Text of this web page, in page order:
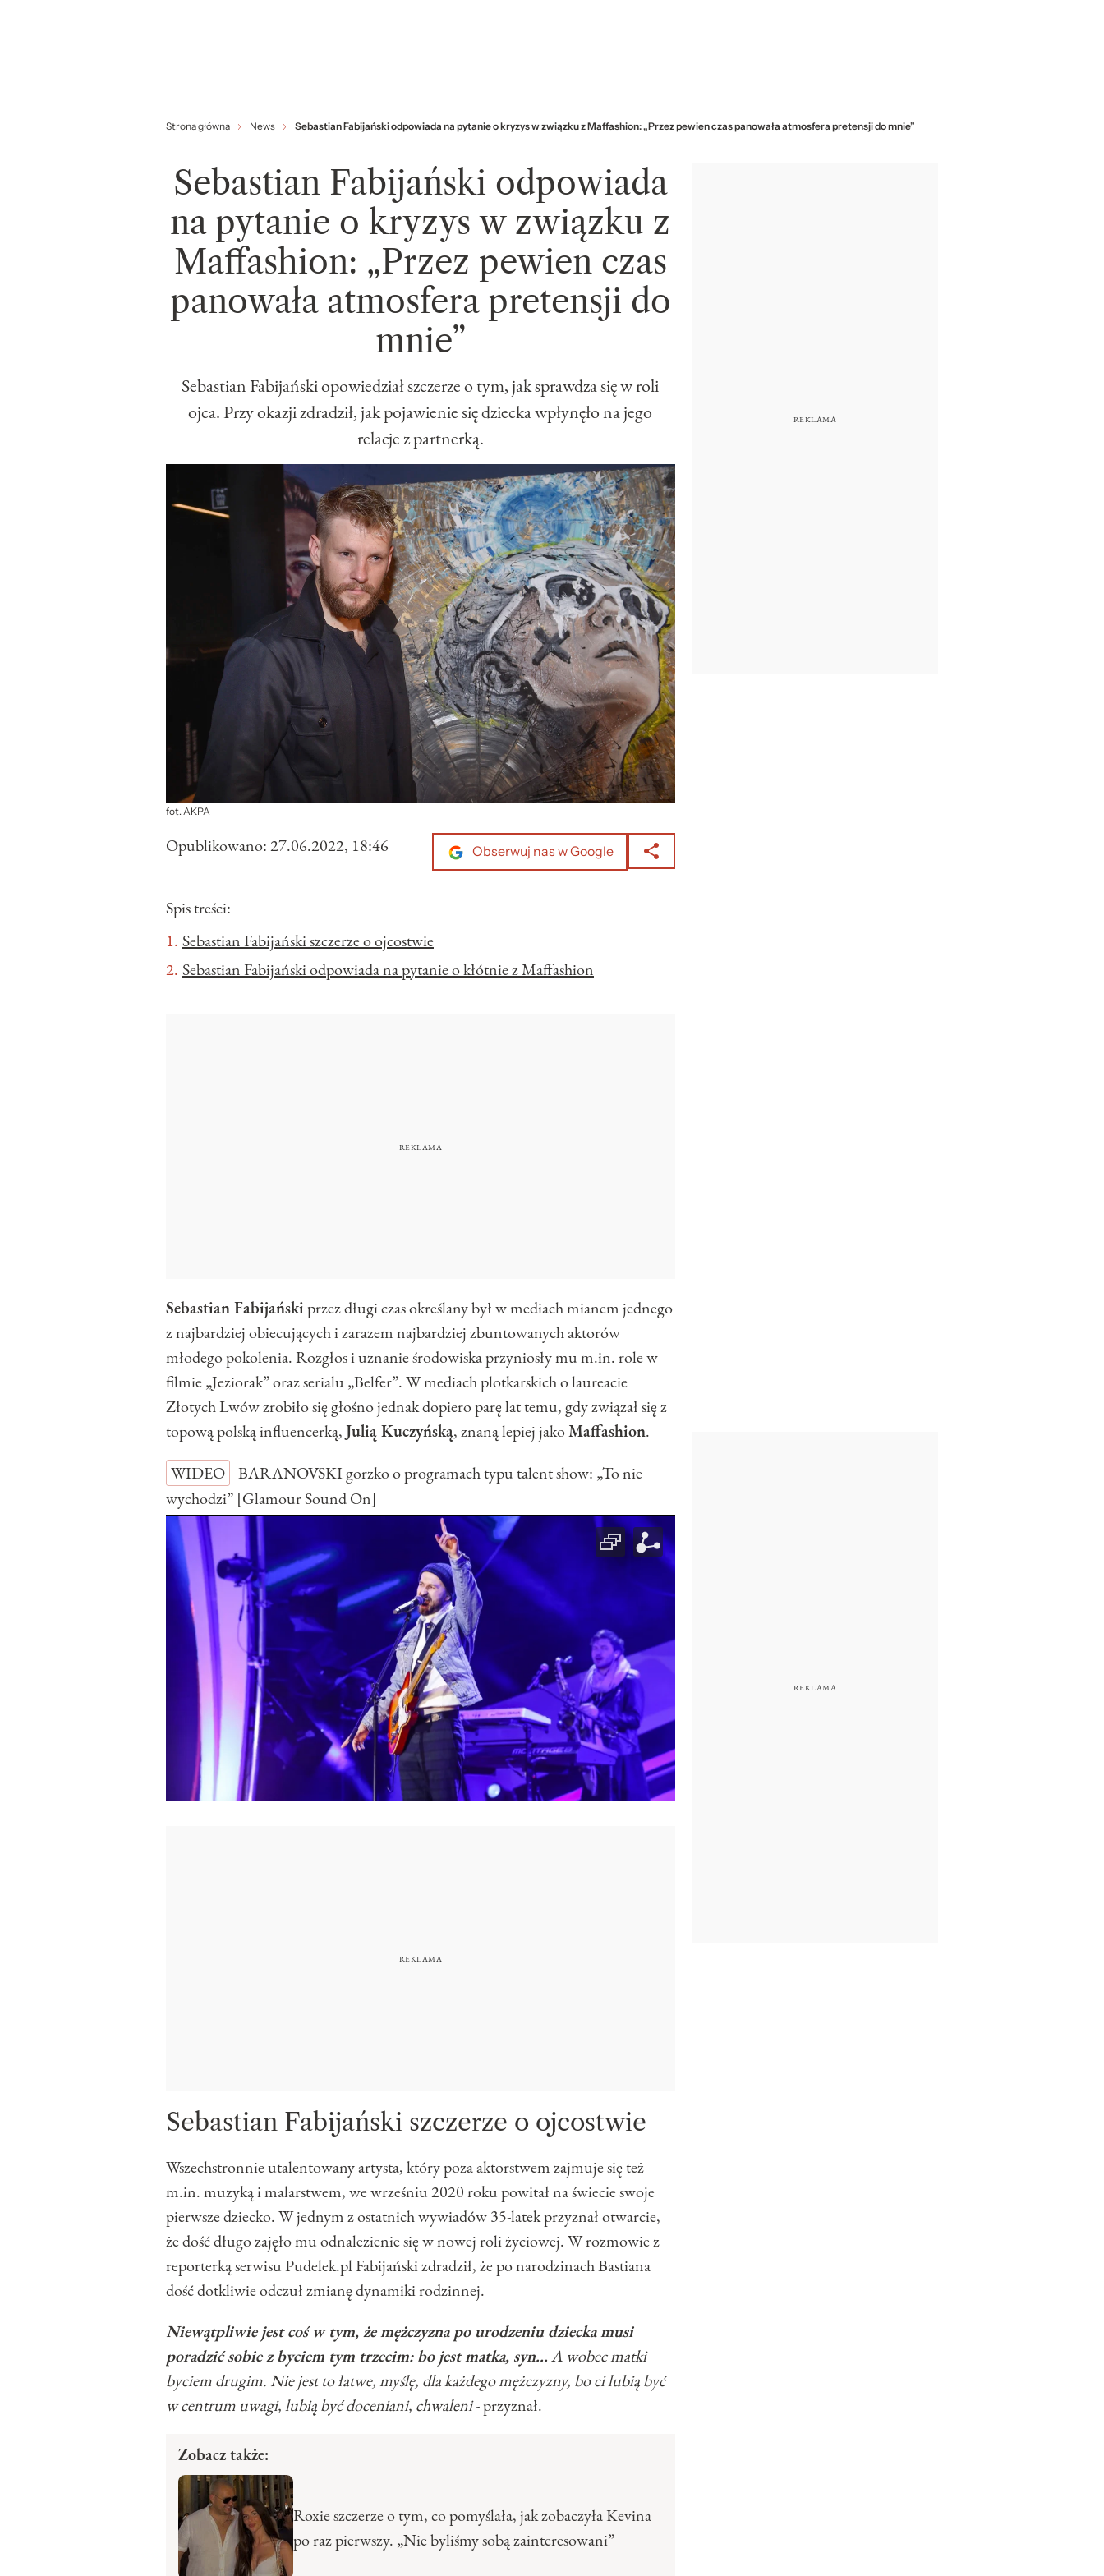
Strona główna News Sebastian Fabijański odpowiada na pytanie o kryzys w związku z Maffashion: „Przez pewien czas panowała atmosfera pretensji do mnie”
Sebastian Fabijański odpowiada
na pytanie o kryzys w związku z
Maffashion: „Przez pewien czas
panowała atmosfera pretensji do
mnie”
Sebastian Fabijański opowiedział szczerze o tym, jak sprawdza się w roli
ojca. Przy okazji zdradził, jak pojawienie się dziecka wpłynęło na jego
relacje z partnerką.
fot. AKPA
Opublikowano:27.06.2022, 18:46 Obserwuj nas w Google
Spis treści:
Sebastian Fabijański szczerze o ojcostwie
Sebastian Fabijański odpowiada na pytanie o kłótnie z Maffashion
Sebastian Fabijańskiprzez długi czas określany był w mediach mianem jednego
z najbardziej obiecujących i zarazem najbardziej zbuntowanych aktorów
młodego pokolenia. Rozgłos i uznanie środowiska przyniosły mu m.in. role w
filmie „Jeziorak” oraz serialu „Belfer”. W mediach plotkarskich o laureacie
Złotych Lwów zrobiło się głośno jednak dopiero parę lat temu, gdy związał się z
topową polską influencerką,Julią Kuczyńską, znaną lepiej jakoMaffashion.
WIDEO
BARANOVSKI gorzko o programach typu talent show: „To nie
wychodzi” [Glamour Sound On]
Sebastian Fabijański szczerze o ojcostwie
Wszechstronnie utalentowany artysta, który poza aktorstwem zajmuje się też
m.in. muzyką i malarstwem, we wrześniu 2020 roku powitał na świecie swoje
pierwsze dziecko. W jednym z ostatnich wywiadów 35-latek przyznał otwarcie,
że dość długo zajęło mu odnalezienie się w nowej roli życiowej. W rozmowie z
reporterką serwisu Pudelek.pl Fabijański zdradził, że po narodzinach Bastiana
dość dotkliwie odczuł zmianę dynamiki rodzinnej.
Niewątpliwie jest coś w tym, że mężczyzna po urodzeniu dziecka musi
poradzić sobie z byciem tym trzecim: bo jest matka, syn...A wobec matki
byciem drugim. Nie jest to łatwe, myślę, dla każdego mężczyzny, bo ci lubią być
w centrum uwagi, lubią być doceniani, chwaleni- przyznał.
Zobacz także:
Roxie szczerze o tym, co pomyślała, jak zobaczyła Kevina
po raz pierwszy. „Nie byliśmy sobą zainteresowani”